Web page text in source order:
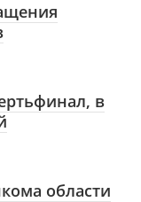
в
области